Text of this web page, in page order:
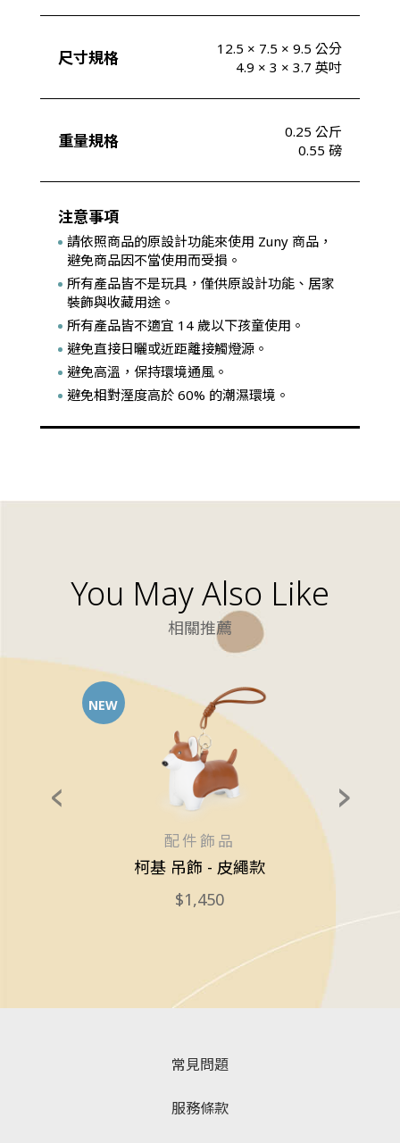
尺寸規格
12.5 × 7.5 × 9.5 公分
4.9 × 3 × 3.7 英吋
重量規格
0.25 公斤
0.55 磅
注意事項
請依照商品的原設計功能來使用 Zuny 商品，
避免商品因不當使用而受損。
所有產品皆不是玩具，僅供原設計功能、居家
裝飾與收藏用途。
所有產品皆不適宜 14 歲以下孩童使用。
避免直接日曬或近距離接觸燈源。
避免高溫，保持環境通風。
避免相對溼度高於 60% 的潮濕環境。
You May Also Like
相關推薦
配件飾品
柯基 吊飾 - 皮繩款
1,450
NEW
常見問題
服務條款